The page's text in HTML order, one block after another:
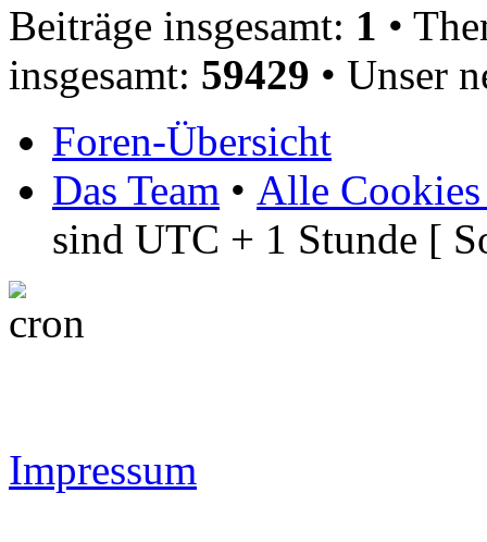
Beiträge insgesamt: 1 •
insgesamt: 59429 • Unser
Foren-Übersicht
Das Team • Alle Cookies
sind UTC + 1 Stunde [
Impressum